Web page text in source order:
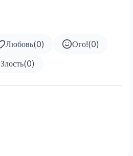
Любовь(0) Ого!(0)
Злость(0)